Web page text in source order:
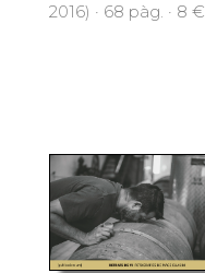
2016) · 68 pàg. · 8 €